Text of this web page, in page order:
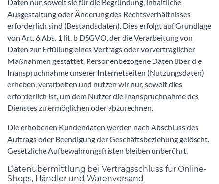
Daten nur, soweit sie für die Begründung, inhaltliche
Ausgestaltung oder Änderung des Rechtsverhältnisses
erforderlich sind (Bestandsdaten). Dies erfolgt auf Grundlage
von Art. 6 Abs. 1 lit. b DSGVO, der die Verarbeitung von
Daten zur Erfüllung eines Vertrags oder vorvertraglicher
Maßnahmen gestattet. Personenbezogene Daten über die
Inanspruchnahme unserer Internetseiten (Nutzungsdaten)
erheben, verarbeiten und nutzen wir nur, soweit dies
erforderlich ist, um dem Nutzer die Inanspruchnahme des
Dienstes zu ermöglichen oder abzurechnen.
Die erhobenen Kundendaten werden nach Abschluss des
Auftrags oder Beendigung der Geschäftsbeziehung gelöscht.
Gesetzliche Aufbewahrungsfristen bleiben unberührt.
Datenübermittlung bei Vertragsschluss für Online-
Shops, Händler und Warenversand